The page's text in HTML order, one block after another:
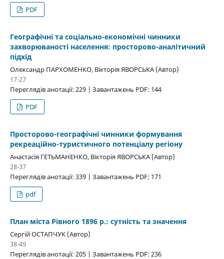
PDF
Географічні та соціально-економічні чинники
захворюваності населення: просторово-аналітичний
підхід
Олександр ПАРХОМЕНКО, Вікторія ЯВОРСЬКА (Автор)
17-27
Переглядів анотації: 229 | Завантажень PDF: 144
PDF
Просторово-географічні чинники формування
рекреаційно-туристичного потенціалу регіону
Анастасія ГЕТЬМАНЕНКО, Вікторія ЯВОРСЬКА (Автор)
28-37
Переглядів анотації: 339 | Завантажень PDF: 171
pdf
План міста Рівного 1896 р.: сутність та значення
Сергій ОСТАПЧУК (Автор)
38-49
Переглядів анотації: 205 | Завантажень PDF: 236